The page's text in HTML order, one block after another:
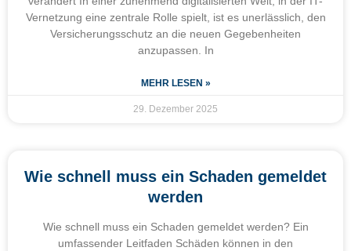
Vernetzung eine zentrale Rolle spielt, ist es unerlässlich, den
Versicherungsschutz an die neuen Gegebenheiten
anzupassen. In
MEHR LESEN »
29. Dezember 2025
Wie schnell muss ein Schaden gemeldet
werden
Wie schnell muss ein Schaden gemeldet werden? Ein
umfassender Leitfaden Schäden können in den